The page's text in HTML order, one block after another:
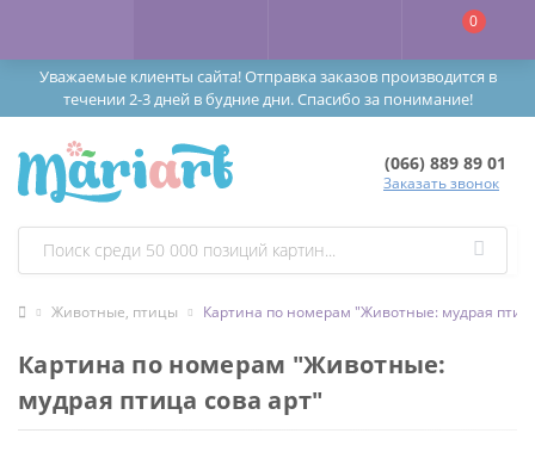
Уважаемые клиенты сайта! Отправка заказов производится в
течении 2-3 дней в будние дни. Спасибо за понимание!
0
(066) 889 89 01
Заказать звонок
Животные, птицы Картина по номерам "Животные: мудрая
Картина по номерам "Животные:
мудрая птица сова арт"